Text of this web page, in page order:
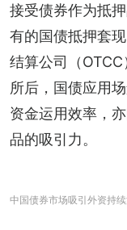
接受债券作为抵
有的国债抵押套
结算公司（
所后，国债应用
资金运用效率，
品的吸引力。
中国债券市场吸引外资持续